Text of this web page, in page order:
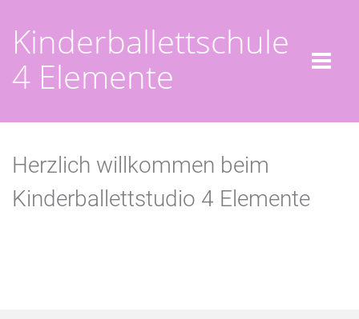
Kinderballettschule
4 Elemente
Herzlich willkommen beim
Kinderballettstudio 4 Elemente